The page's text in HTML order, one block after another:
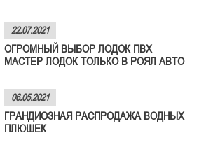
22.07.2021
ОГРОМНЫЙ ВЫБОР ЛОДОК ПВХ
МАСТЕР ЛОДОК ТОЛЬКО В РОЯЛ АВТО
06.05.2021
ГРАНДИОЗНАЯ РАСПРОДАЖА ВОДНЫХ
ПЛЮШЕК